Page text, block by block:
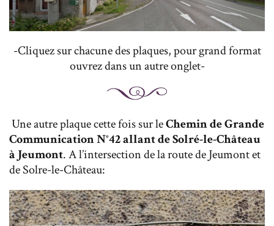
-Cliquez sur chacune des plaques, pour grand format
ouvrez dans un autre onglet-
Une autre plaque cette fois sur leChemin de Grande
Communication N°42 allant de Solré-le-Château
à Jeumont. A l’intersection de la route de Jeumont et
de Solre-le-Château: